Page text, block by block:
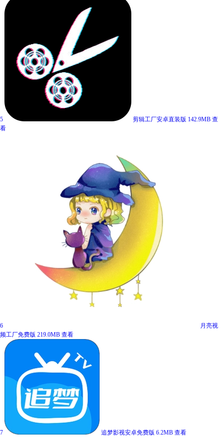
5 剪辑工厂安卓直装版 142.9MB 查
看
6
月亮视
频工厂免费版 219.0MB 查看
7 追梦影视安卓免费版 6.2MB 查看